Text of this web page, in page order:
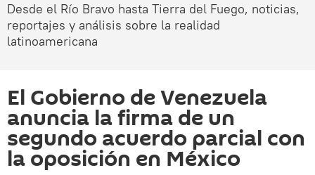
Desde el Río Bravo hasta Tierra del Fuego, noticias,
reportajes y análisis sobre la realidad
latinoamericana
El Gobierno de Venezuela
anuncia la firma de un
segundo acuerdo parcial con
la oposición en Méxicо